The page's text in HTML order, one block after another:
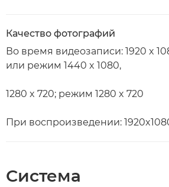
Качество фотографий
Во время видеозаписи: 1920 x
или режим 1440 x 1080,
1280 x 720; режим 1280 x 720
При воспроизведении:
Система